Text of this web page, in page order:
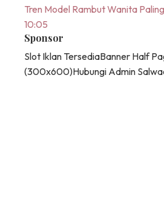
Tren Model Rambut Wanita
10:05
Sponsor
Slot Iklan TersediaBanner Half
(300x600)Hubungi Admin